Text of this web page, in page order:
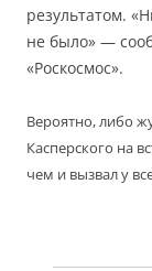
результатом.
не было» —
«Роскосмос».
Вероятно, либо
Касперского на
чем и вызвал у